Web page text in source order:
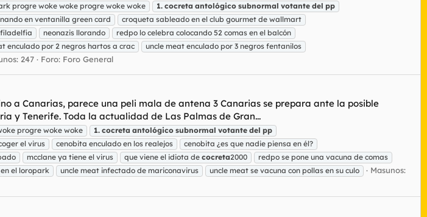
progre woke woke progre woke woke 1. cocreta antológico subnormal votante del pp
en ventanilla green card
croqueta sableado en el club gourmet de wallmart
neonazis llorando
redpo lo celebra colocando 52 comas en el balcón
enculado por 2 negros hartos a crac
uncle meat enculado por 3 negros fentanilos
247 Foro: Foro General
a Canarias, parece una peli mala de antena 3 Canarias se prepara ante la posible
y Tenerife. Toda la actualidad de Las Palmas de Gran...
progre woke woke 1. cocreta antológico subnormal votante del pp
el virus cenobita enculado en los realejos
cenobita ¿es que nadie piensa en él?
mcclane ya tiene el virus que viene el idiota de cocreta2000
redpo se pone una vacuna de comas
el loropark uncle meat infectado de mariconavirus uncle meat se vacuna con pollas en su culo
Masunos: